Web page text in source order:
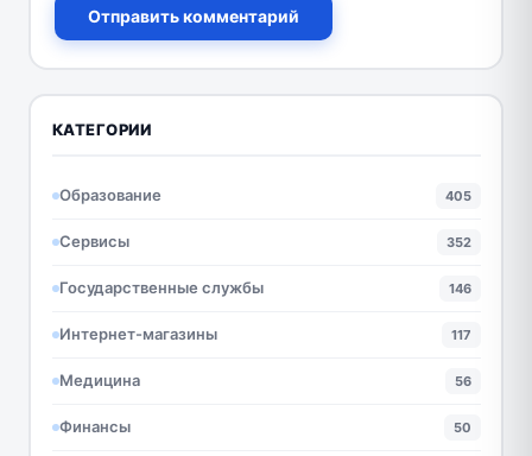
Отправить комментарий
КАТЕГОРИИ
Образование 405
Сервисы 352
Государственные службы 146
Интернет-магазины 117
Медицина 56
Финансы 50